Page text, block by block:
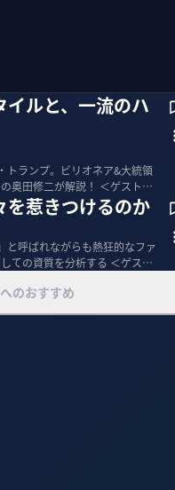
イルと、一流のハ
トランプ。ビリオネア&大統領
が解説！ ＜ゲスト＞
を惹きつけるのか
と呼ばれながらも熱狂的なファ
質を分析する ＜ゲスト
のおすすめ